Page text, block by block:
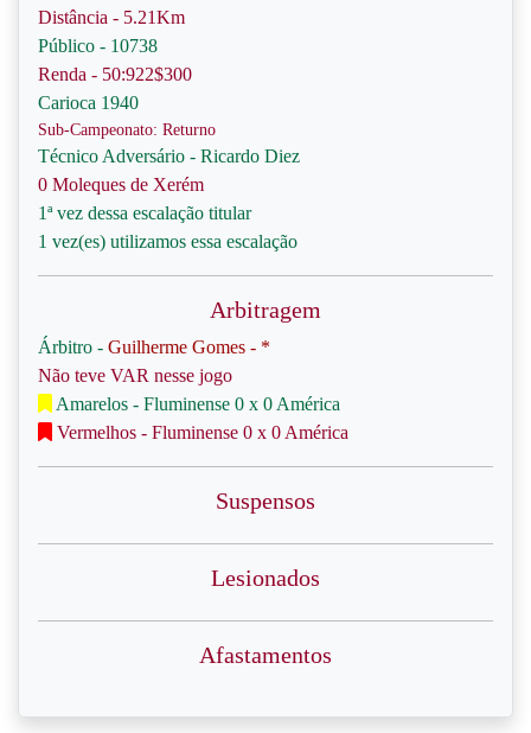
Distância - 5.21Km
Público - 10738
Renda - 50:922$300
Carioca 1940
Sub-Campeonato: Returno
Técnico Adversário - Ricardo Diez
0 Moleques de Xerém
1ª vez dessa escalação titular
1 vez(es) utilizamos essa escalação
Arbitragem
Árbitro - Guilherme Gomes - *
Não teve VAR nesse jogo
Amarelos - Fluminense 0 x 0 América
Vermelhos - Fluminense 0 x 0 América
Suspensos
Lesionados
Afastamentos